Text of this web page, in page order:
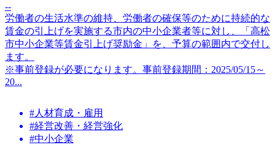
--
労働者の生活水準の維持、労働者の確保等のために持続的な
賃金の引上げを実施する市内の中小企業者等に対し、「高松
市中小企業等賃金引上げ奨励金」を、予算の範囲内で交付し
ます。
※事前登録が必要になります。事前登録期間：2025/05/15～
20...
#人材育成・雇用
#経営改善・経営強化
#中小企業